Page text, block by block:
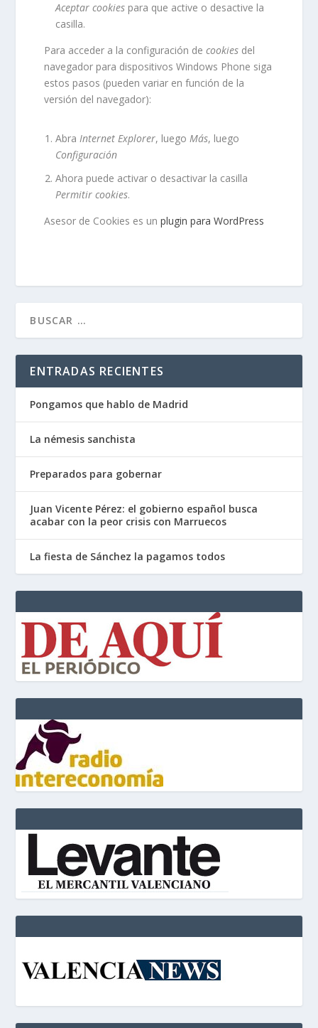
Aceptar cookies para que active o desactive la
casilla.
Para acceder a la configuración decookies del
navegador para dispositivosWindows Phone siga
estos pasos (pueden variar en función de la
versión del navegador):
AbraInternet Explorer, luegoMás, luego
Configuración
Ahora puede activar o desactivar la casilla
Permitir cookies.
Asesor de Cookies es unplugin para WordPress
ENTRADAS RECIENTES
Pongamos que hablo de Madrid
La némesis sanchista
Preparados para gobernar
Juan Vicente Pérez: el gobierno español busca
acabar con la peor crisis con Marruecos
La fiesta de Sánchez la pagamos todos